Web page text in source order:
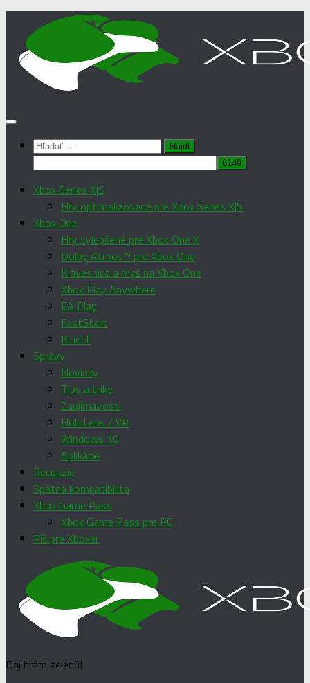
Preskočiť
obsah
Hľadať:
Xbox Series X|S
Hry optimalizované pre Xbox Series X|S
Xbox One
Hry vylepšené pre Xbox One X
Dolby Atmos™ pre Xbox One
Klávesnica a myš na Xbox One
Xbox Play Anywhere
EA Play
FastStart
Kinect
Správy
Novinky
Tipy a triky
Zaujímavosti
HoloLens / VR
Windows 10
Aplikácie
Recenzie
Spätná kompatibilita
Xbox Game Pass
Xbox Game Pass pre PC
Píš pre Xboxer
Daj hrám zelenú!